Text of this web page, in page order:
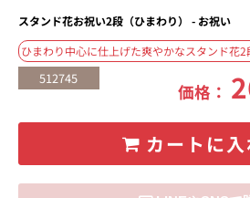
スタンド花お祝い2段（ひまわり） - お祝い
ひまわり中心に仕上げた爽やかなスタンド花2
512745
価格：
カートに入